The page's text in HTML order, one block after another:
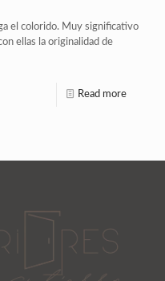
el colorido. Muy significativo
ellas la originalidad de
Read more